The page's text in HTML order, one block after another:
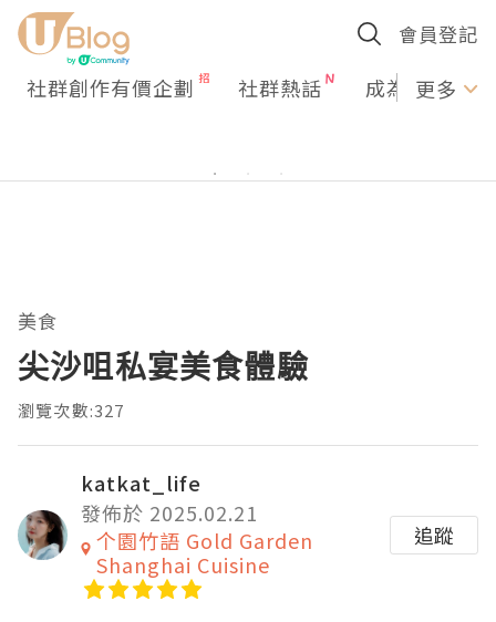
會員登記
社群創作有價企劃 社群熱話 成為U更多
美食
尖沙咀私宴美食體驗
瀏覽次數:327
katkat_life
發佈於 2025.02.21
个園竹語 Gold Garden
Shanghai Cuisine
追蹤